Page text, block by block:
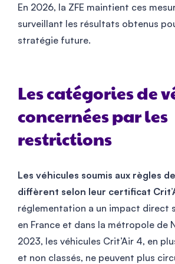
En 2026, la ZFE maintient ces
surveillant les résultats obtenus
stratégie future.
Les catégories de
concernées par les
restrictions
Les véhicules soumis aux règles
diffèrent selon leur certificat
réglementation a un impact direct
en France et dans la métropole de
2023, les véhicules Crit’Air 4, en
et non classés, ne peuvent plus